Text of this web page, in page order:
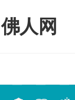
佛人网